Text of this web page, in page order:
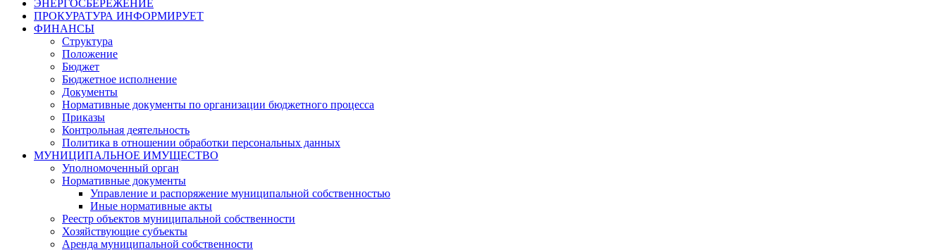
ЭНЕРГОСБЕРЕЖЕНИЕ
ПРОКУРАТУРА ИНФОРМИРУЕТ
ФИНАНСЫ
Структура
Положение
Бюджет
Бюджетное исполнение
Документы
Нормативные документы по организации бюджетного процесса
Приказы
Контрольная деятельность
Политика в отношении обработки персональных данных
МУНИЦИПАЛЬНОЕ ИМУЩЕСТВО
Уполномоченный орган
Нормативные документы
Управление и распоряжение муниципальной собственностью
Иные нормативные акты
Реестр объектов муниципальной собственности
Хозяйствующие субъекты
Аренда муниципальной собственности